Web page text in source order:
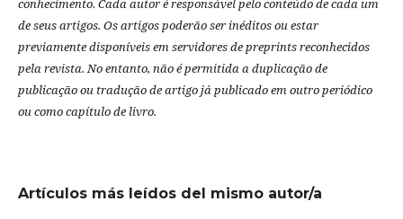
conhecimento. Cada autor é responsável pelo conteúdo de cada um
de seus artigos. Os artigos poderão ser inéditos ou estar
previamente disponíveis em servidores de preprints reconhecidos
pela revista. No entanto, não é permitida a duplicação de
publicação ou tradução de artigo já publicado em outro periódico
ou como capítulo de livro.
Artículos más leídos del mismo autor/a